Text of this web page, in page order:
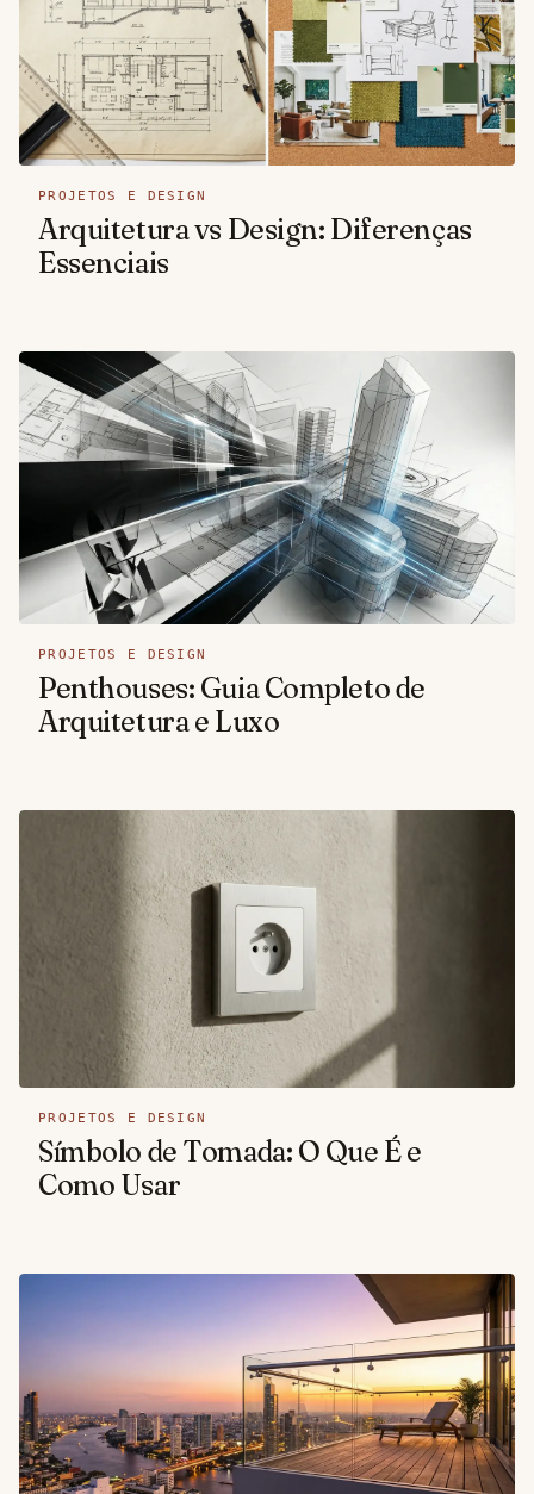
PROJETOS E DESIGN
Arquitetura vs Design: Diferenças
Essenciais
PROJETOS E DESIGN
Penthouses: Guia Completo de
Arquitetura e Luxo
PROJETOS E DESIGN
Símbolo de Tomada: O Que É e
Como Usar